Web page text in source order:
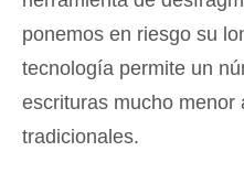
ponemos en riesgo su
tecnología permite un
escrituras mucho menor
tradicionales.